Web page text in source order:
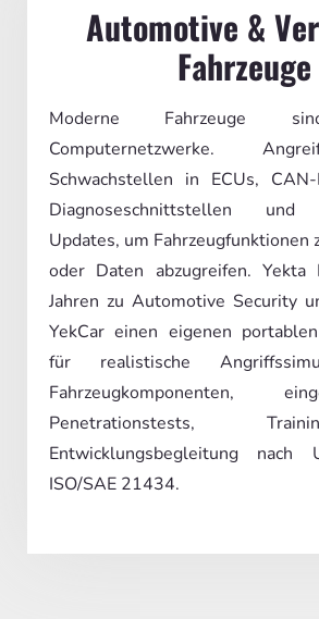
Automotive &
Fahrzeuge
Moderne Fahrzeuge
Computernetzwerke.
Schwachstellen in ECUs, CAN-
Diagnoseschnittstellen und
Updates, um Fahrzeugfunktionen
oder Daten abzugreifen.
Jahren zu Automotive Security
YekCar einen eigenen
für realistische
Fahrzeugkomponenten,
Penetrationstests,
Entwicklungsbegleitung nach
ISO/SAE 21434.